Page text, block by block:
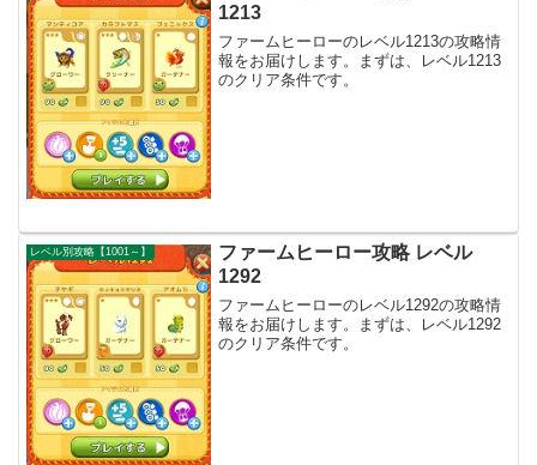
1213
ファームヒーローのレベル1213の攻略情
報をお届けします。まずは、レベル1213
のクリア条件です。
レベル別攻略【1001～】
ファームヒーロー攻略 レベル
1292
ファームヒーローのレベル1292の攻略情
報をお届けします。まずは、レベル1292
のクリア条件です。